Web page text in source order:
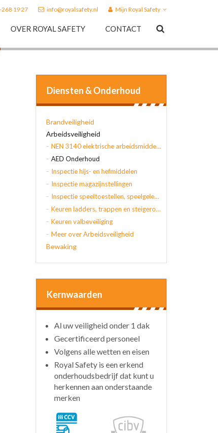
268 19 27 info@royalsafety.nl Mijn Royal Safety
OVER ROYAL SAFETY CONTACT
Diensten & Onderhoud
Brandveiligheid
Arbeidsveiligheid
NEN 3140 elektrische arbeidsmiddelen
AED Onderhoud
Inspectie hijs- en hefmiddelen
Inspectie magazijnstellingen
Inspectie speeltoestellen, speelgelegenheden en gymtoestellen
Keuren ladders, trappen en steigeronderdelen
Keuren valbeveiliging
Meer over Arbeidsveiligheid
Bewaking
Kernwaarden
Al uw veiligheid onder 1 dak
Gecertificeerd personeel
Volgens alle wetten en eisen
Royal Safety is een erkend
onderhoudsbedrijf dat kunt u
herkennen aan onderstaande
merken